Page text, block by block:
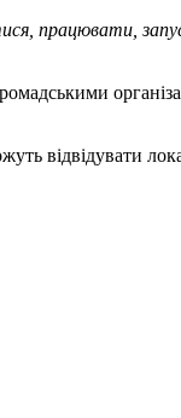
працювати,
відвідувати